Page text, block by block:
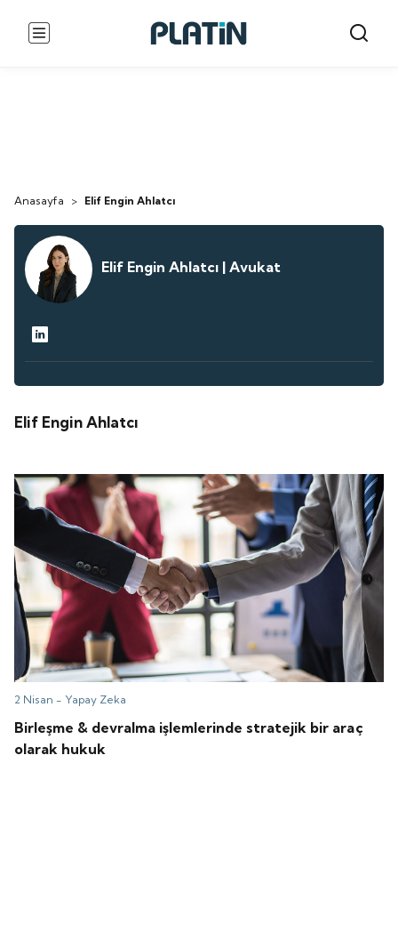
Anasayfa > Elif Engin Ahlatcı
Elif Engin Ahlatcı | Avukat
Elif Engin Ahlatcı
2 Nisan - Yapay Zeka
Birleşme & devralma işlemlerinde stratejik bir araç
olarak hukuk